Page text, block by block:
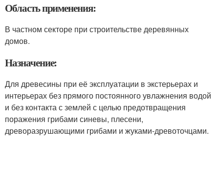
Область применения:
В частном секторе при строительстве деревянных
домов.
Назначение:
Для древесины при её эксплуатации в экстерьерах и
интерьерах без прямого постоянного увлажнения водой
и без контакта с землей с целью предотвращения
поражения грибами синевы, плесени,
древоразрушающими грибами и жуками-древоточцами.